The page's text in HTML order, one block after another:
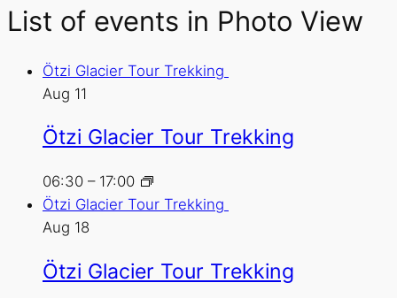
List of events in Photo View
Ötzi Glacier Tour Trekking
Aug 11
Ötzi Glacier Tour Trekking
06:30 – 17:00
Ötzi Glacier Tour Trekking
Aug 18
Ötzi Glacier Tour Trekking